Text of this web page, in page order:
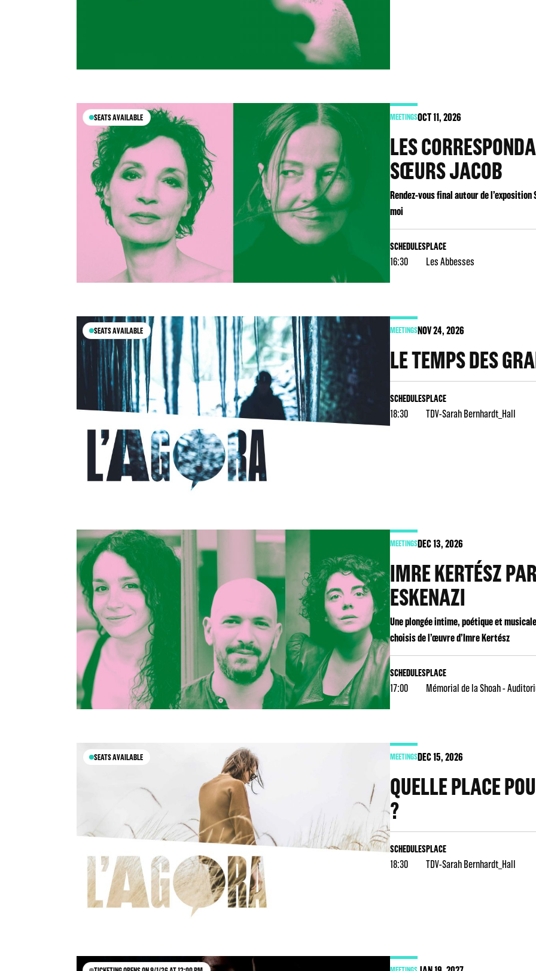
SEATS AVAILABLE MEETINGSOCT11, 2026
LES
SŒURS JACOB
Rendez-vous final autour de
moi
SCHEDULES
16:30
PLACE
Les Abbesses
SEATS AVAILABLE MEETINGSNOV24, 2026
LE TEMPS DES
SCHEDULES
18:30
PLACE
TDV-Sarah Bernhardt_Hall
MEETINGSDEC13, 2026
IMRE KERTÉSZ
ESKENAZI
Une plongée intime, poétique et
choisis de l’œuvre d’Imre Kertész
SCHEDULES
17:00
PLACE
Mémorial de la Shoah -
SEATS AVAILABLE MEETINGSDEC15, 2026
QUELLE PLACE
?
SCHEDULES
18:30
PLACE
TDV-Sarah Bernhardt_Hall